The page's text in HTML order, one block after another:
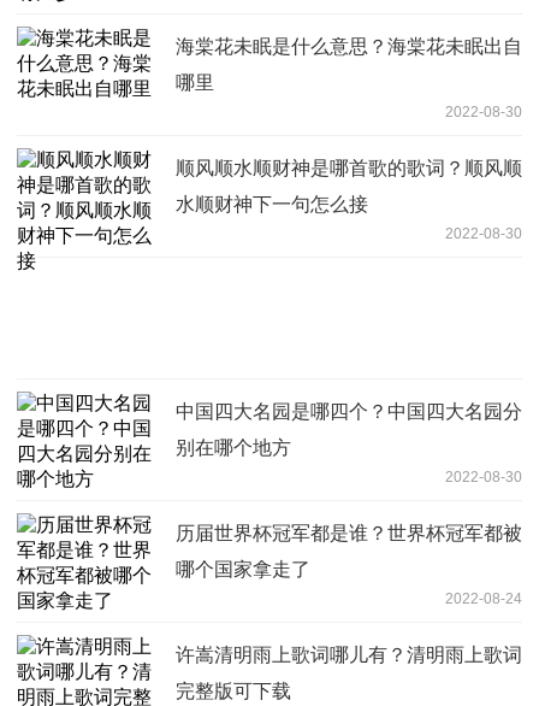
海棠花未眠是什么意思？海棠花未眠出自
哪里
2022-08-30
顺风顺水顺财神是哪首歌的歌词？顺风顺
水顺财神下一句怎么接
2022-08-30
中国四大名园是哪四个？中国四大名园分
别在哪个地方
2022-08-30
历届世界杯冠军都是谁？世界杯冠军都被
哪个国家拿走了
2022-08-24
许嵩清明雨上歌词哪儿有？清明雨上歌词
完整版可下载